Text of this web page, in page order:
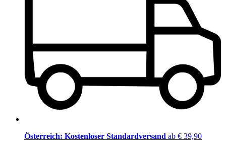
Österreich: Kostenloser Standardversand ab € 39,90